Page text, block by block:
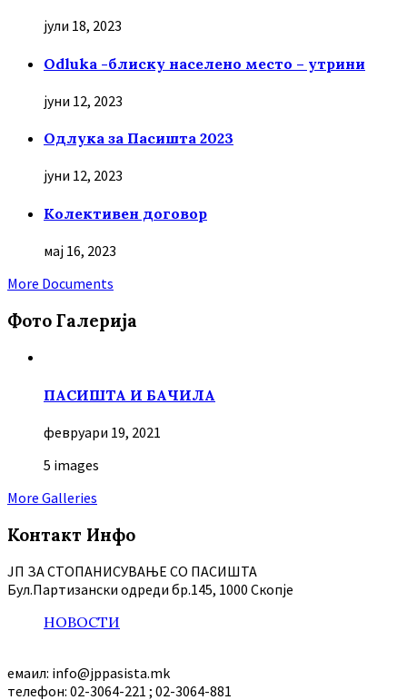
јули 18, 2023
Odluka -блиску населено место – утрини
јуни 12, 2023
Oдлука за Пасишта 2023
јуни 12, 2023
Колективен договор
мај 16, 2023
More Documents
Фото Галерија
ПАСИШТА И БАЧИЛА
февруари 19, 2021
5 images
More Galleries
Контакт Инфо
ЈП ЗА СТОПАНИСУВАЊЕ СО ПАСИШТА
Бул.Партизански oдреди бр.145, 1000 Скопје
НОВОСТИ
емаил: info@jppasista.mk
телефон: 02-3064-221 ; 02-3064-881